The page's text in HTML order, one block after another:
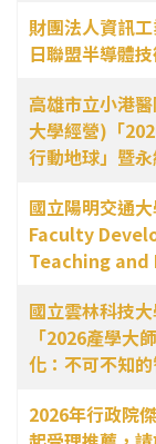
財團法人資訊
日聯盟半導體
高雄市立小港
大學經營)「
行動地球」暨
國立陽明交通
Faculty
Teaching and
國立雲林科技
「2026產學大
化：不可不知的
2026年行政院